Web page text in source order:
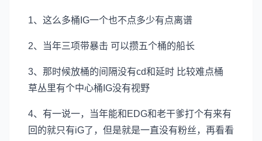
1、这么多桶IG一个也不点多少有点离谱
2、当年三项带暴击 可以攒五个桶的船长
3、那时候放桶的间隔没有cd和延时 比较难点桶
草丛里有个中心桶IG没有视野
4、有一说一，当年能和EDG和老干爹打个有来有
回的就只有iG了，但是就是一直没有粉丝，再看看